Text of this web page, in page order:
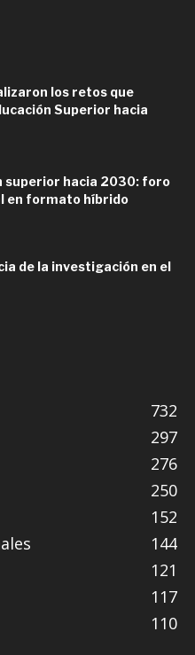
los retos que
Superior hacia
superior hacia 2030: foro
en formato híbrido
de la investigación en el
732
297
276
250
152
144
121
117
110